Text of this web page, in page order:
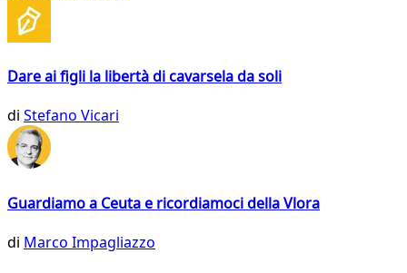
Dare ai figli la libertà di cavarsela da soli
di Stefano Vicari
Guardiamo a Ceuta e ricordiamoci della Vlora
di Marco Impagliazzo